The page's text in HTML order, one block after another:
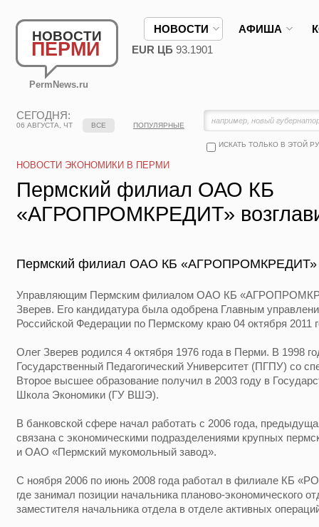
НОВОСТИ
ПЕРМИ
PermNews.ru
НОВОСТИ АФИША
EUR ЦБ 93.1901
СЕГОДНЯ:
06 АВГУСТА, ЧТ
ИСКАТЬ ТОЛЬКО В ЭТОЙ
ВСЕ ПОПУЛЯРНЫЕ
НОВОСТИ ЭКОНОМИКИ В ПЕРМИ
Пермский филиал ОАО КБ
«АГРОПРОМКРЕДИТ»
Пермский филиал ОАО КБ «АГРОПРОМКРЕДИТ»
Управляющим Пермским филиалом ОАО КБ
Зверев. Его кандидатура была одобрена Главным
Российской Федерации по Пермскому краю 04 октября 2011
Олег Зверев родился 4 октября 1976 года в Перми. В 1998
Государственный Педагогический Университет (ПГПУ) со
Второе высшее образование получил в 2003 году в
Школа Экономики (ГУ ВШЭ).
В банковской сфере начал работать с 2006 года,
связана с экономическими подразделениями крупных
и ОАО «Пермский мукомольный завод».
С ноября 2006 по июнь 2008 года работал в филиале КБ
где занимал позиции начальника планово-экономического
заместителя начальника отдела в отделе активных